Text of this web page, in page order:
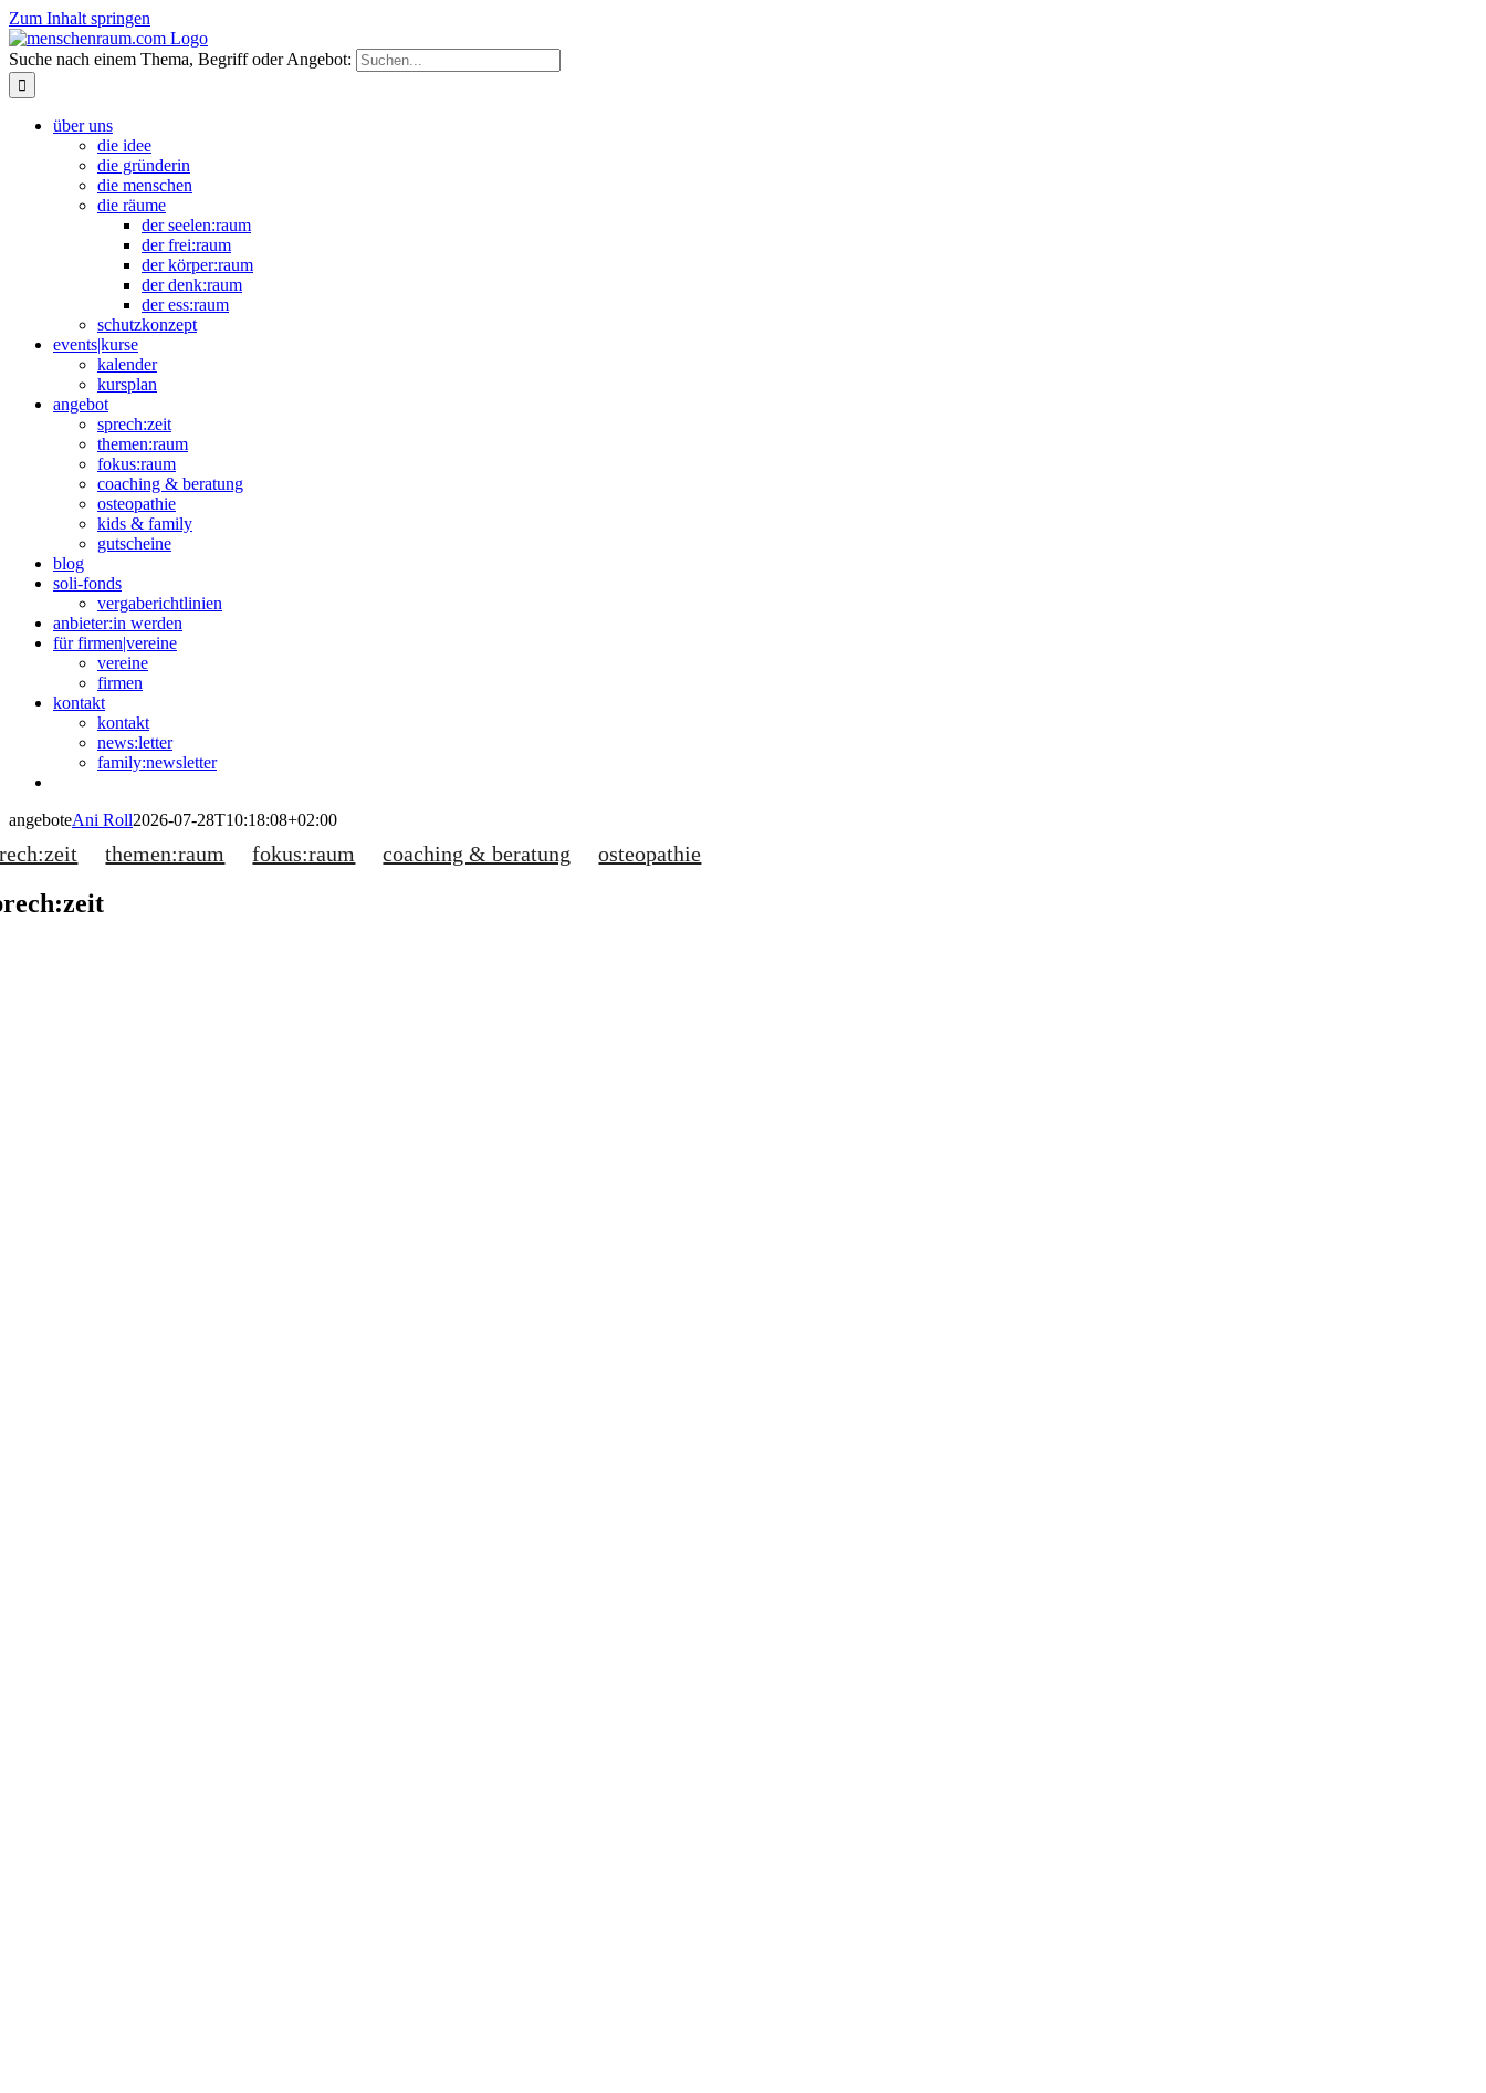
Zum Inhalt springen
Suche nach einem Thema, Begriff oder Angebot:
über uns
die idee
die gründerin
die menschen
die räume
der seelen:raum
der frei:raum
der körper:raum
der denk:raum
der ess:raum
schutzkonzept
events|kurse
kalender
kursplan
angebot
sprech:zeit
themen:raum
fokus:raum
coaching & beratung
osteopathie
kids & family
gutscheine
blog
soli-fonds
vergaberichtlinien
anbieter:in werden
für firmen|vereine
vereine
firmen
kontakt
kontakt
news:letter
family:newsletter
angeboteAni Roll2026-07-28T10:18:08+02:00
themen:raum fokus:raum coaching & beratung osteopathie